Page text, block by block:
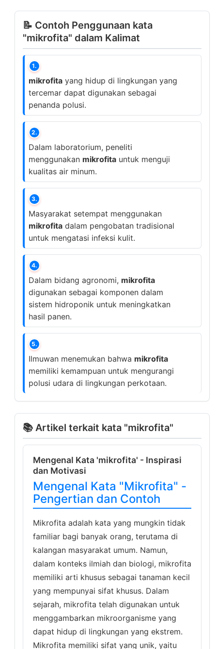
📝 Contoh Penggunaan kata
"mikrofita" dalam Kalimat
1.
mikrofita yang hidup di lingkungan yang
tercemar dapat digunakan sebagai
penanda polusi.
2.
Dalam laboratorium, peneliti
menggunakan mikrofita untuk menguji
kualitas air minum.
3.
Masyarakat setempat menggunakan
mikrofita dalam pengobatan tradisional
untuk mengatasi infeksi kulit.
4.
Dalam bidang agronomi, mikrofita
digunakan sebagai komponen dalam
sistem hidroponik untuk meningkatkan
hasil panen.
5.
Ilmuwan menemukan bahwa mikrofita
memiliki kemampuan untuk mengurangi
polusi udara di lingkungan perkotaan.
📚 Artikel terkait kata "mikrofita"
Mengenal Kata 'mikrofita' - Inspirasi
dan Motivasi
Mengenal Kata "Mikrofita" -
Pengertian dan Contoh
Mikrofita adalah kata yang mungkin tidak
familiar bagi banyak orang, terutama di
kalangan masyarakat umum. Namun,
dalam konteks ilmiah dan biologi, mikrofita
memiliki arti khusus sebagai tanaman kecil
yang mempunyai sifat khusus. Dalam
sejarah, mikrofita telah digunakan untuk
menggambarkan mikroorganisme yang
dapat hidup di lingkungan yang ekstrem.
Mikrofita memiliki sifat yang unik, yaitu